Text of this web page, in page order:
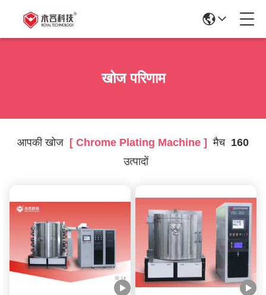
खोज परिणाम
आपकी खोज [ Chrome Plating Machine ] मैच 160
उत्पादों